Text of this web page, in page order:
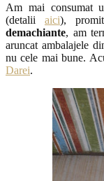
Am mai consumat
(detalii aici),
demachiante, am
aruncat ambalajele
nu cele mai bune.
Darei.